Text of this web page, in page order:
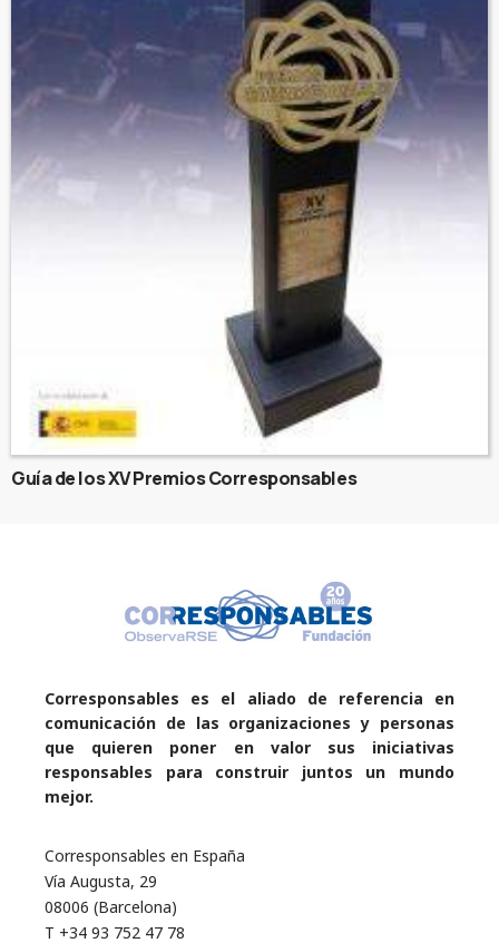
Guía de los XV Premios Corresponsables
Corresponsables es el aliado de referencia en
comunicación de las organizaciones y personas
que quieren poner en valor sus iniciativas
responsables para construir juntos un mundo
mejor.
Corresponsables en España
Vía Augusta, 29
08006 (Barcelona)
T +34 93 752 47 78